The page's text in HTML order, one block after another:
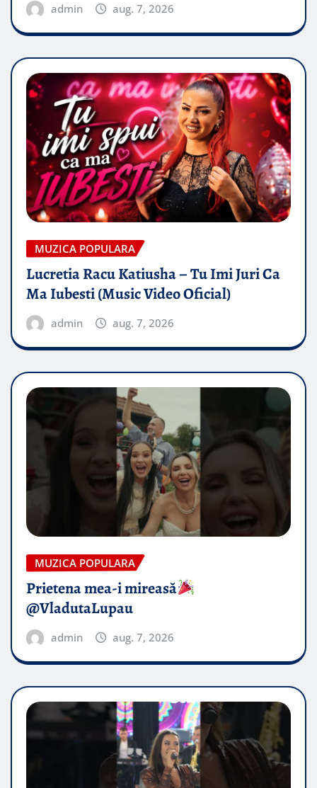
admin aug. 7, 2026
MUZICA POPULARA
Lucretia Racu Katiusha – Tu Imi Juri Ca
Ma Iubesti (Music Video Oficial)
admin aug. 7, 2026
MUZICA POPULARA
Prietena mea-i mireasă​
@VladutaLupau
admin aug. 7, 2026